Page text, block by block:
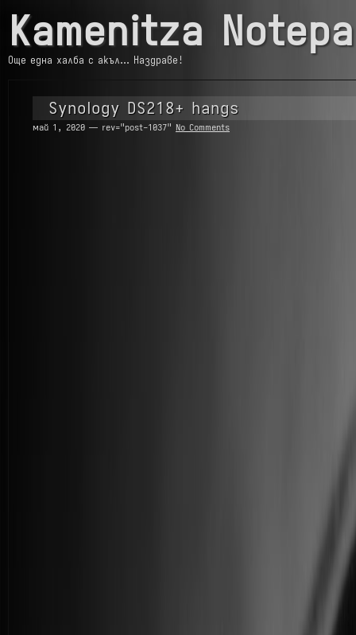
Kamenitza
Още една халба с акъл… Наздраве!
Synology DS218+ hangs
май 1, 2020 — rev="post-1037" No Comments